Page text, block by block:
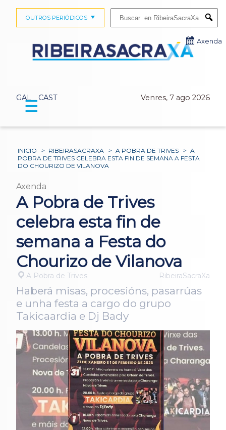
GAL CAST Venres, 7 ago 2026
OUTROS PERIÓDICOS
Axenda
☰
INICIO > RIBEIRASACRAXA > A POBRA DE TRIVES > A
POBRA DE TRIVES CELEBRA ESTA FIN DE SEMANA A FESTA
DO CHOURIZO DE VILANOVA
Axenda
A Pobra de Trives
celebra esta fin de
semana a Festa do
Chourizo de Vilanova
A Pobra de Trives RibeiraSacraXa
Haberá misas, procesións, pasarrúas
e unha festa a cargo do grupo
Takicaardia e Dj Bady